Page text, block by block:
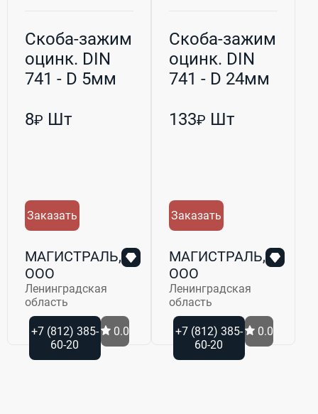
Скоба-зажим
оцинк. DIN
741 - D 5мм
8₽ Шт
Заказать
МАГИСТРАЛЬ,
ООО
Ленинградская
область
+7 (812) 385-
60-20
0.0
Скоба-зажим
оцинк. DIN
741 - D 24мм
133₽ Шт
Заказать
МАГИСТРАЛЬ,
ООО
Ленинградская
область
+7 (812) 385-
60-20
0.0